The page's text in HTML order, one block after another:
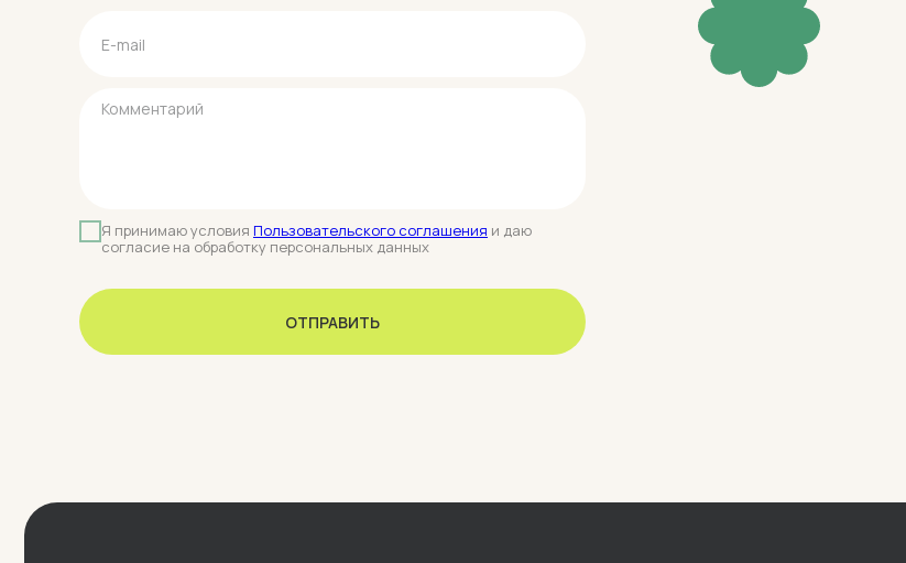
Я принимаю условия Пользовательского соглашения и даю
согласие на обработку персональных данных
ОТПРАВИТЬ